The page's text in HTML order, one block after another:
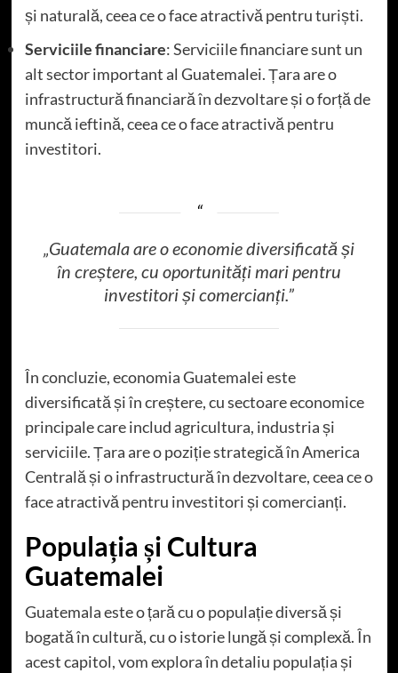
și naturală, ceea ce o face atractivă pentru turiști.
Serviciile financiare: Serviciile financiare sunt un
alt sector important al Guatemalei. Țara are o
infrastructură financiară în dezvoltare și o forță de
muncă ieftină, ceea ce o face atractivă pentru
investitori.
„Guatemala are o economie diversificată și
în creștere, cu oportunități mari pentru
investitori și comercianți.”
În concluzie, economia Guatemalei este
diversificată și în creștere, cu sectoare economice
principale care includ agricultura, industria și
serviciile. Țara are o poziție strategică în America
Centrală și o infrastructură în dezvoltare, ceea ce o
face atractivă pentru investitori și comercianți.
Populația și Cultura
Guatemalei
Guatemala este o țară cu o populație diversă și
bogată în cultură, cu o istorie lungă și complexă. În
acest capitol, vom explora în detaliu populația și